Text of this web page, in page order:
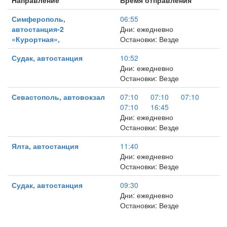
Симферополь,
автостанция-2
«Курортная»,
06:55
Дни: ежедневно
Остановки: Везде
Судак, автостанция
10:52
Дни: ежедневно
Остановки: Везде
Севастополь, автовокзал
07:10 07:10
07:10
07:10
16:45
Дни: ежедневно
Остановки: Везде
Ялта, автостанция
11:40
Дни: ежедневно
Остановки: Везде
Судак, автостанция
09:30
Дни: ежедневно
Остановки: Везде